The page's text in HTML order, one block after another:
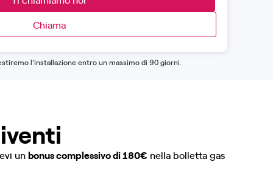
Chiama
l'installazione entro un massimo di 90 giorni.
unbonus complessivo di 180€ nella bolletta gas